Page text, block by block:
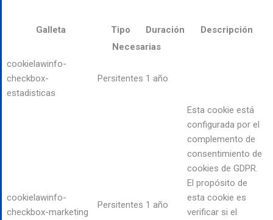
Galleta Tipo Duración
Descripción
Necesarias
cookielawinfo-
checkbox-
estadisticas
Persitentes 1 año
cookielawinfo-
checkbox-marketing
Persitentes 1 año
Esta cookie está
configurada por el
complemento de
consentimiento de
cookies de GDPR.
El propósito de
esta cookie es
verificar si el